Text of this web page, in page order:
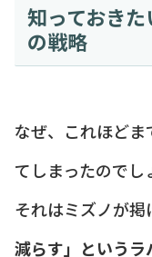
知っておき
の戦略
なぜ、これほど
てしまったのでし
それはミズノが掲
減らす」という